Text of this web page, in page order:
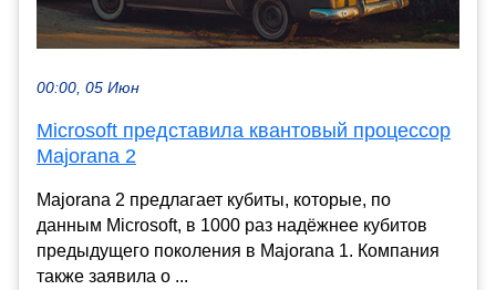
00:00, 05 Июн
Microsoft представила квантовый процессор
Majorana 2
Majorana 2 предлагает кубиты, которые, по
данным Microsoft, в 1000 раз надёжнее кубитов
предыдущего поколения в Majorana 1. Компания
также заявила о ...